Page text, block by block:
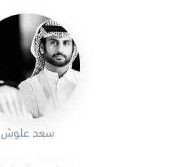
سعد علوش